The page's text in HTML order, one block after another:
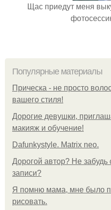
Щас приедут меня
Популярные материалы
Прическа - не просто
вашего стиля!
Дорогие девушки,
макияж и обучение!
Dafunkystyle. Matrix neo.
Дорогой автор? Не забудь
записи?
Я помню мама, мне было
рисовать.